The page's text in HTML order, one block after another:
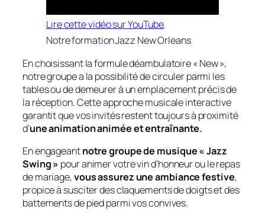
Lire cette vidéo sur YouTube.
Notre formation Jazz New Orleans
En choisissant la formule déambulatoire « New »,
notre groupe a la possibilité de circuler parmi les
tables ou de demeurer à un emplacement précis de
la réception. Cette approche musicale interactive
garantit que vos invités restent toujours à proximité
d’une animation animée et entraînante.
En engageantnotre groupe de musique « Jazz
Swing » pour animer votre vin d’honneur ou le repas
de mariage,vous assurez une ambiance festive,
propice à susciter des claquements de doigts et des
battements de pied parmi vos convives.